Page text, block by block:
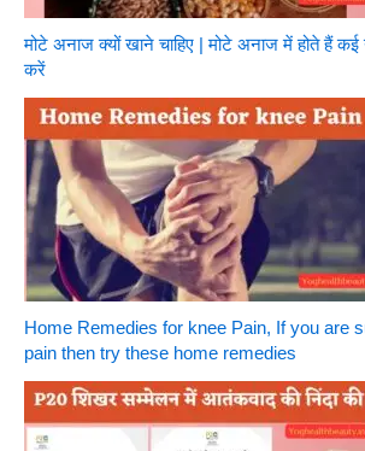
मोटे अनाज क्यों खाने चाहिए | मोटे अनाज में होते हैं
करें
Home Remedies for knee Pain, If you are
pain then try these home remedies